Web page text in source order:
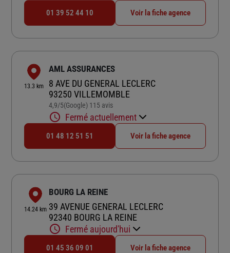
01 39 52 44 10 Voir la fiche agence
13.3 km
AML ASSURANCES
8 AVE DU GENERAL LECLERC
93250 VILLEMOMBLE
4,9/5Note de 4.9 sur 5
(Google) 115 avis
Fermé actuellement
01 48 12 51 51 Voir la fiche agence
14.24 km
BOURG LA REINE
39 AVENUE GENERAL LECLERC
92340 BOURG LA REINE
Fermé aujourd'hui
01 45 36 09 01 Voir la fiche agence